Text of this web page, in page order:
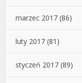
marzec 2017 (86)
luty 2017 (81)
styczeń 2017 (89)